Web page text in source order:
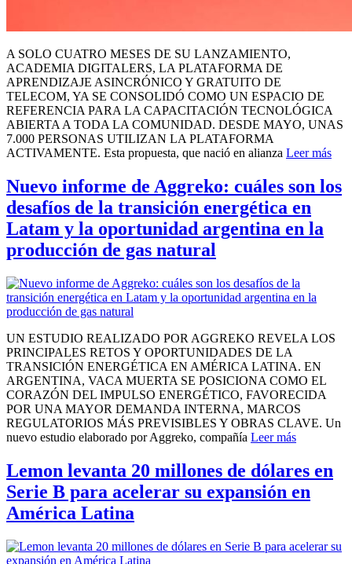
A SOLO CUATRO MESES DE SU LANZAMIENTO,
ACADEMIA DIGITALERS, LA PLATAFORMA DE
APRENDIZAJE ASINCRÓNICO Y GRATUITO DE
TELECOM, YA SE CONSOLIDÓ COMO UN ESPACIO DE
REFERENCIA PARA LA CAPACITACIÓN TECNOLÓGICA
ABIERTA A TODA LA COMUNIDAD. DESDE MAYO, UNAS
7.000 PERSONAS UTILIZAN LA PLATAFORMA
ACTIVAMENTE. Esta propuesta, que nació en alianza Leer más
Nuevo informe de Aggreko: cuáles son los
desafíos de la transición energética en
Latam y la oportunidad argentina en la
producción de gas natural
UN ESTUDIO REALIZADO POR AGGREKO REVELA LOS
PRINCIPALES RETOS Y OPORTUNIDADES DE LA
TRANSICIÓN ENERGÉTICA EN AMÉRICA LATINA. EN
ARGENTINA, VACA MUERTA SE POSICIONA COMO EL
CORAZÓN DEL IMPULSO ENERGÉTICO, FAVORECIDA
POR UNA MAYOR DEMANDA INTERNA, MARCOS
REGULATORIOS MÁS PREVISIBLES Y OBRAS CLAVE. Un
nuevo estudio elaborado por Aggreko, compañía Leer más
Lemon levanta 20 millones de dólares en
Serie B para acelerar su expansión en
América Latina